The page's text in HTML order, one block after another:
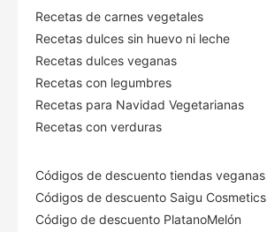
Recetas de carnes vegetales
Recetas dulces sin huevo ni leche
Recetas dulces veganas
Recetas con legumbres
Recetas para Navidad Vegetarianas
Recetas con verduras
Códigos de descuento tiendas veganas
Códigos de descuento Saigu Cosmetics
Código de descuento PlatanoMelón